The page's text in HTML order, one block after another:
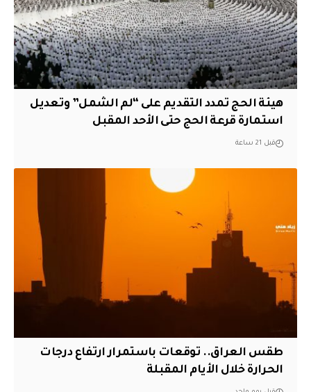
هيئة الحج تمدد التقديم على “لم الشمل” وتعديل
استمارة قرعة الحج حتى الأحد المقبل
قبل 21 ساعة
طقس العراق.. توقعات باستمرار ارتفاع درجات
الحرارة خلال الأيام المقبلة